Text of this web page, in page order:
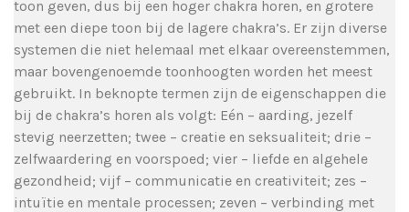
toon geven, dus bij een hoger chakra horen, en grotere
met een diepe toon bij de lagere chakra’s. Er zijn diverse
systemen die niet helemaal met elkaar overeenstemmen,
maar bovengenoemde toonhoogten worden het meest
gebruikt. In beknopte termen zijn de eigenschappen die
bij de chakra’s horen als volgt: Eén – aarding, jezelf
stevig neerzetten; twee – creatie en seksualiteit; drie –
zelfwaardering en voorspoed; vier – liefde en algehele
gezondheid; vijf – communicatie en creativiteit; zes –
intuïtie en mentale processen; zeven – verbinding met